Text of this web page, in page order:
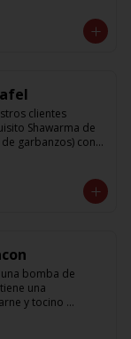
clientes
Shawarma de
garbanzos) con
bebida 350 cc
una bomba de
una
y tocino